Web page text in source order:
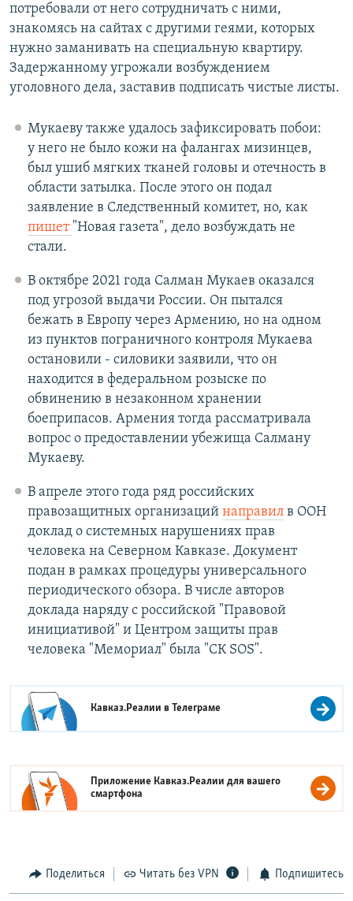
потребовали от него сотрудничать с ними,
знакомясь на сайтах с другими геями, которых
нужно заманивать на специальную квартиру.
Задержанному угрожали возбуждением
уголовного дела, заставив подписать чистые листы.
Мукаеву также удалось зафиксировать побои:
у него не было кожи на фалангах мизинцев,
был ушиб мягких тканей головы и отечность в
области затылка. После этого он подал
заявление в Следственный комитет, но, как
пишет "Новая газета", дело возбуждать не
стали.
В октябре 2021 года Салман Мукаев оказался
под угрозой выдачи России. Он пытался
бежать в Европу через Армению, но на одном
из пунктов пограничного контроля Мукаева
остановили - силовики заявили, что он
находится в федеральном розыске по
обвинению в незаконном хранении
боеприпасов. Армения тогда рассматривала
вопрос о предоставлении убежища Салману
Мукаеву.
В апреле этого года ряд российских
правозащитных организаций направилв ООН
доклад о системных нарушениях прав
человека на Северном Кавказе. Документ
подан в рамках процедуры универсального
периодического обзора. В числе авторов
доклада наряду с российской "Правовой
инициативой" и Центром защиты прав
человека "Мемориал" была "CК SOS".
Кавказ.Реалии вТелеграме
Приложение Кавказ.Реалии для вашего
смартфона
Поделиться Читать без VPN Подпишитесь